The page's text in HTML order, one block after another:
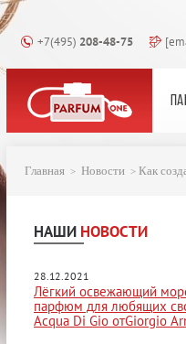
+7(495) 208-48-75
Главная Новости Как
НАШИ НОВОСТИ
28.12.2021
Лёгкий освежающий
парфюм для любящих
Acqua Di Gio отGiorgio